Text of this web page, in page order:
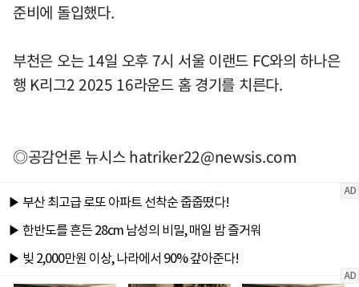
준비에 돌입했다.
부천은 오는 14일 오후 7시 서울 이랜드 FC와의 하나은
행 K리그2 2025 16라운드 홈 경기를 치른다.
◎공감언론 뉴시스hatriker22@newsis.com